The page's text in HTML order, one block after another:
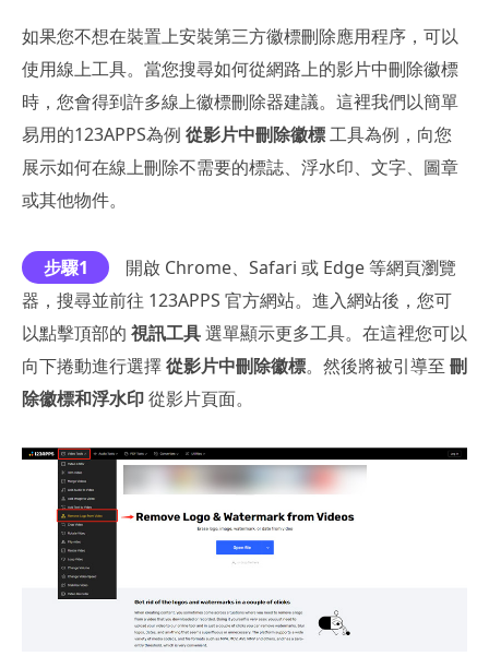
如果您不想在裝置上安裝第三方徽標刪除應用程序，可以
使用線上工具。當您搜尋如何從網路上的影片中刪除徽標
時，您會得到許多線上徽標刪除器建議。這裡我們以簡單
易用的123APPS為例 從影片中刪除徽標工具為例，向您
展示如何在線上刪除不需要的標誌、浮水印、文字、圖章
或其他物件。
步驟1
開啟 Chrome、Safari 或 Edge 等網頁瀏覽
器，搜尋並前往 123APPS 官方網站。進入網站後，您可
以點擊頂部的 視訊工具選單顯示更多工具。在這裡您可以
向下捲動進行選擇從影片中刪除徽標。然後將被引導至 刪
除徽標和浮水印從影片頁面。